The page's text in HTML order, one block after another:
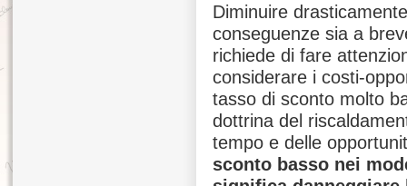
Diminuire
conseguenze sia a
richiede di fare
considerare i costi-
tasso di sconto molto
dottrina del
tempo e delle
sconto basso nei